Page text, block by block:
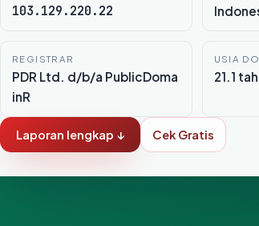
103.129.220.22
REGISTRAR
PDR Ltd. d/b/a PublicDoma
inR
USIA
21.1
Laporan lengkap ↓ Cek Gratis